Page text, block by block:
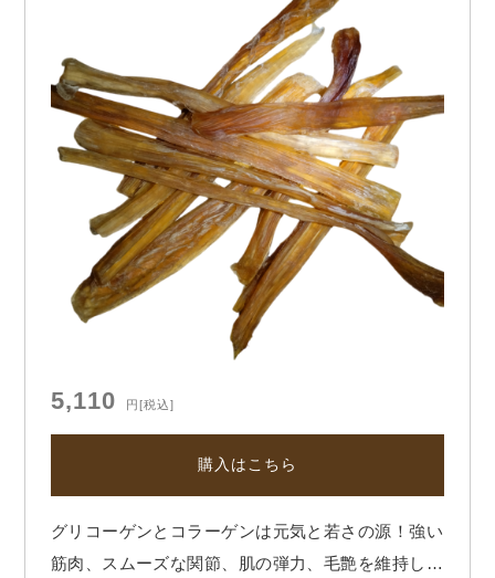
5,110 円[税込]
購入はこちら
グリコーゲンとコラーゲンは元気と若さの源！強い
筋肉、スムーズな関節、肌の弾力、毛艶を維持しな